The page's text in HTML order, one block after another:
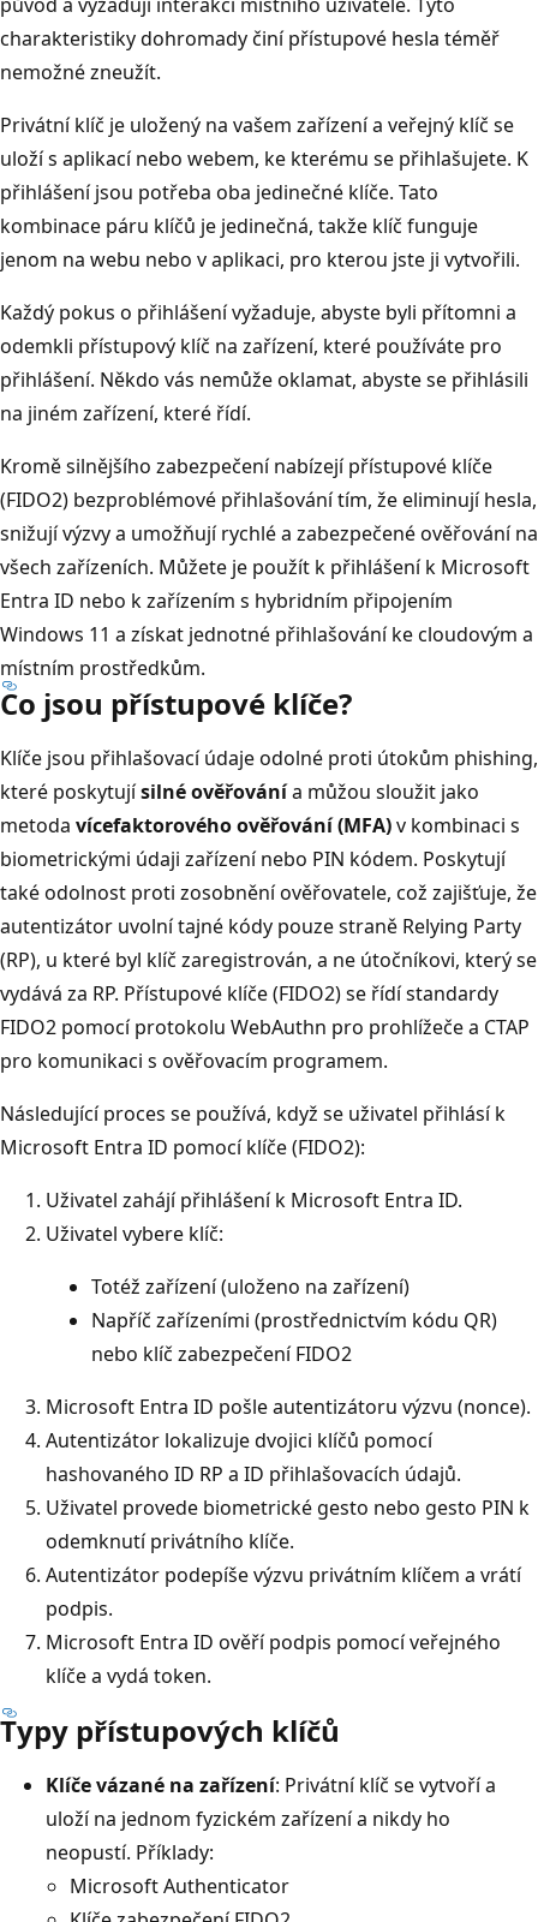
charakteristiky dohromady činí přístupové hesla téměř
nemožné zneužít.
Privátní klíč je uložený na vašem zařízení a veřejný klíč se
uloží s aplikací nebo webem, ke kterému se přihlašujete. K
přihlášení jsou potřeba oba jedinečné klíče. Tato
kombinace páru klíčů je jedinečná, takže klíč funguje
jenom na webu nebo v aplikaci, pro kterou jste ji vytvořili.
Každý pokus o přihlášení vyžaduje, abyste byli přítomni a
odemkli přístupový klíč na zařízení, které používáte pro
přihlášení. Někdo vás nemůže oklamat, abyste se přihlásili
na jiném zařízení, které řídí.
Kromě silnějšího zabezpečení nabízejí přístupové klíče
(FIDO2) bezproblémové přihlašování tím, že eliminují hesla,
snižují výzvy a umožňují rychlé a zabezpečené ověřování na
všech zařízeních. Můžete je použít k přihlášení k Microsoft
Entra ID nebo k zařízením s hybridním připojením
Windows 11 a získat jednotné přihlašování ke cloudovým a
místním prostředkům.
Co jsou přístupové klíče?
Klíče jsou přihlašovací údaje odolné proti útokům phishing,
které poskytujísilné ověřovánía můžou sloužit jako
metoda vícefaktorového ověřování (MFA)v kombinaci s
biometrickými údaji zařízení nebo PIN kódem. Poskytují
také odolnost proti zosobnění ověřovatele, což zajišťuje, že
autentizátor uvolní tajné kódy pouze straně Relying Party
(RP), u které byl klíč zaregistrován, a ne útočníkovi, který se
vydává za RP. Přístupové klíče (FIDO2) se řídí standardy
FIDO2 pomocí protokolu WebAuthn pro prohlížeče a CTAP
pro komunikaci s ověřovacím programem.
Následující proces se používá, když se uživatel přihlásí k
Microsoft Entra ID pomocí klíče (FIDO2):
Uživatel zahájí přihlášení k Microsoft Entra ID.
Uživatel vybere klíč:
Totéž zařízení (uloženo na zařízení)
Napříč zařízeními (prostřednictvím kódu QR)
nebo klíč zabezpečení FIDO2
Microsoft Entra ID pošle autentizátoru výzvu (nonce).
Autentizátor lokalizuje dvojici klíčů pomocí
hashovaného ID RP a ID přihlašovacích údajů.
Uživatel provede biometrické gesto nebo gesto PIN k
odemknutí privátního klíče.
Autentizátor podepíše výzvu privátním klíčem a vrátí
podpis.
Microsoft Entra ID ověří podpis pomocí veřejného
klíče a vydá token.
Typy přístupových klíčů
Klíče vázané na zařízení: Privátní klíč se vytvoří a
uloží na jednom fyzickém zařízení a nikdy ho
neopustí. Příklady:
Microsoft Authenticator